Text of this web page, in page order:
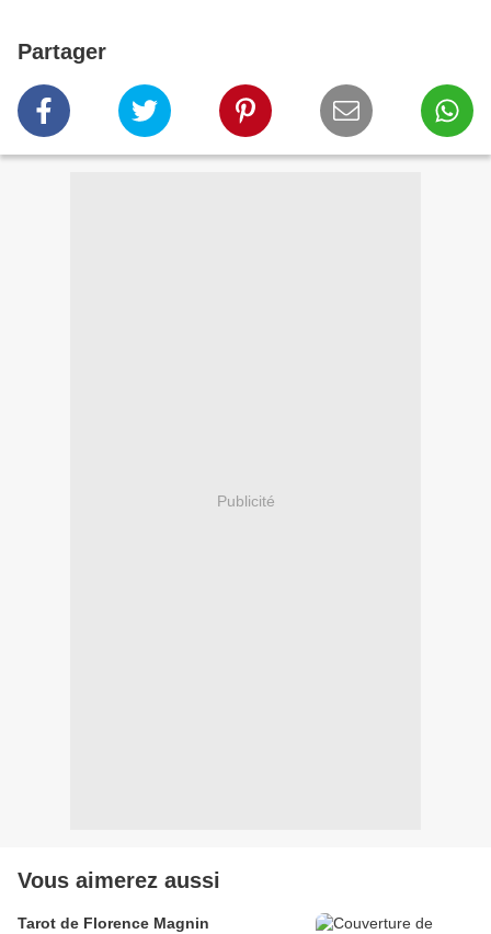
Partager
Publicité
Vous aimerez aussi
Tarot de Florence Magnin